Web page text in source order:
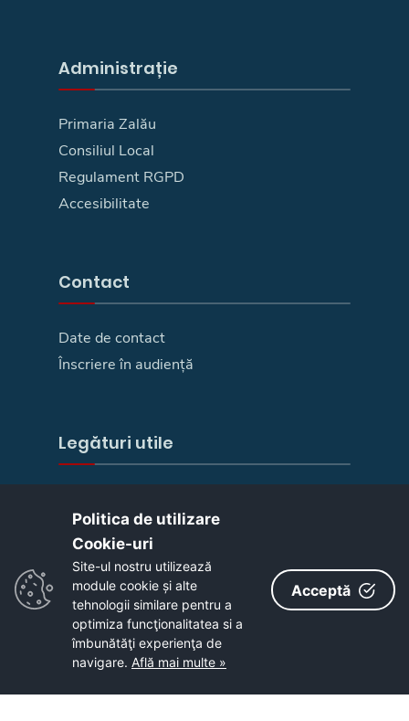
Administrație
Primaria Zalău
Consiliul Local
Regulament RGPD
Accesibilitate
Contact
Date de contact
Înscriere în audiență
Legături utile
Camera deputaților
Senat
Ministere
Your Europe
Autoritatea pentru Digitalizarea Romaniei
Harta site
Politica de utilizare
Cookie-uri‎
Site-ul nostru utilizează
module cookie și alte
tehnologii similare pentru a
optimiza funcţionalitatea si a
îmbunătăţi experienţa de
navigare. Află mai multe »
Acceptă